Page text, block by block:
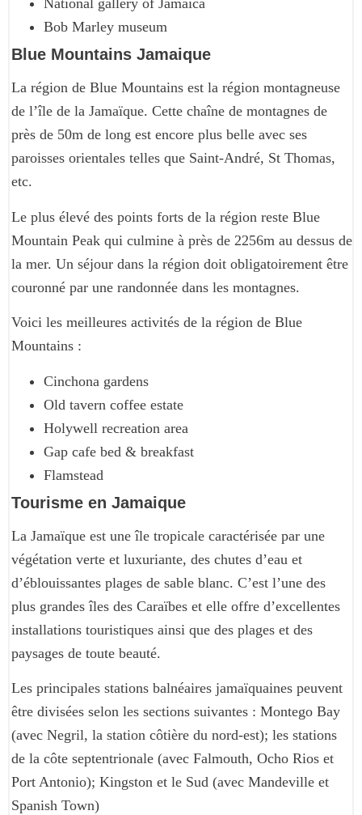
National gallery of Jamaica
Bob Marley museum
Blue Mountains Jamaique
La région de Blue Mountains est la région montagneuse
de l’île de la Jamaïque. Cette chaîne de montagnes de
près de 50m de long est encore plus belle avec ses
paroisses orientales telles que Saint-André, St Thomas,
etc.
Le plus élevé des points forts de la région reste Blue
Mountain Peak qui culmine à près de 2256m au dessus de
la mer. Un séjour dans la région doit obligatoirement être
couronné par une randonnée dans les montagnes.
Voici les meilleures activités de la région de Blue
Mountains :
Cinchona gardens
Old tavern coffee estate
Holywell recreation area
Gap cafe bed & breakfast
Flamstead
Tourisme en Jamaique
La Jamaïque est une île tropicale caractérisée par une
végétation verte et luxuriante, des chutes d’eau et
d’éblouissantes plages de sable blanc. C’est l’une des
plus grandes îles des Caraïbes et elle offre d’excellentes
installations touristiques ainsi que des plages et des
paysages de toute beauté.
Les principales stations balnéaires jamaïquaines peuvent
être divisées selon les sections suivantes : Montego Bay
(avec Negril, la station côtière du nord-est); les stations
de la côte septentrionale (avec Falmouth, Ocho Rios et
Port Antonio); Kingston et le Sud (avec Mandeville et
Spanish Town)